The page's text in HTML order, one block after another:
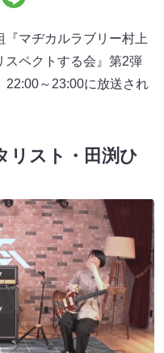
マヂカルラブリー村上
スペクトする会』第2弾
22:00～23:00に放送され
リスト・田渕ひ